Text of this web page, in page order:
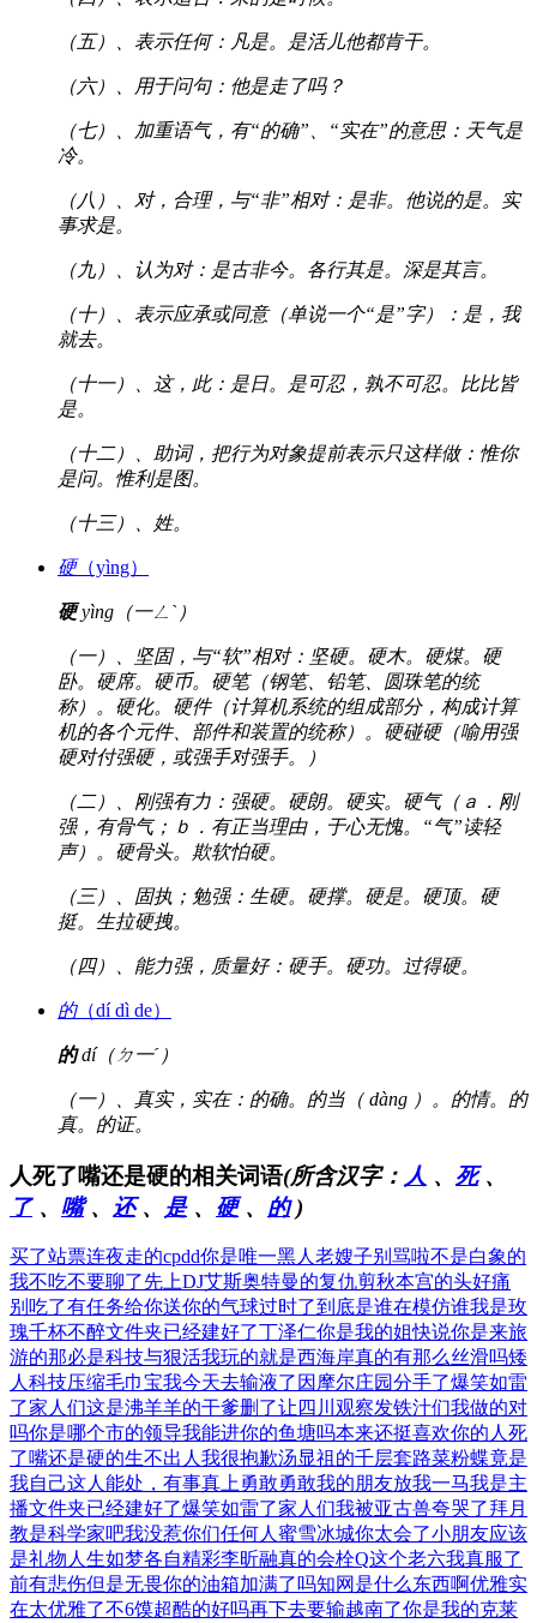
（五）、表示任何：凡是。是活儿他都肯干。
（六）、用于问句：他是走了吗？
（七）、加重语气，有“的确”、“实在”的意思：天气是
冷。
（八）、对，合理，与“非”相对：是非。他说的是。实
事求是。
（九）、认为对：是古非今。各行其是。深是其言。
（十）、表示应承或同意（单说一个“是”字）：是，我
就去。
（十一）、这，此：是日。是可忍，孰不可忍。比比皆
是。
（十二）、助词，把行为对象提前表示只这样做：惟你
是问。惟利是图。
（十三）、姓。
硬（yìng）
硬yìng（一ㄥˋ）
（一）、坚固，与“软”相对：坚硬。硬木。硬煤。硬
卧。硬席。硬币。硬笔（钢笔、铅笔、圆珠笔的统
称）。硬化。硬件（计算机系统的组成部分，构成计算
机的各个元件、部件和装置的统称）。硬碰硬（喻用强
硬对付强硬，或强手对强手。）
（二）、刚强有力：强硬。硬朗。硬实。硬气（ａ．刚
强，有骨气；ｂ．有正当理由，于心无愧。“气”读轻
声）。硬骨头。欺软怕硬。
（三）、固执；勉强：生硬。硬撑。硬是。硬顶。硬
挺。生拉硬拽。
（四）、能力强，质量好：硬手。硬功。过得硬。
的（dí dì de）
的dí（ㄉ一ˊ）
（一）、真实，实在：的确。的当（ dàng ）。的情。的
真。的证。
人死了嘴还是硬的相关词语(所含汉字： 人 、 死、
了、 嘴、 还、 是、 硬、 的)
买了站票连夜走的cpdd你是唯一黑人老嫂子别骂啦不是白象的
我不吃不要聊了先上DJ艾斯奥特曼的复仇剪秋本宫的头好痛
别吃了有任务给你送你的气球过时了到底是谁在模仿谁我是玫
瑰千杯不醉文件夹已经建好了丁泽仁你是我的姐快说你是来旅
游的那必是科技与狠活我玩的就是西海岸真的有那么丝滑吗矮
人科技压缩毛巾宝我今天去输液了 因摩尔庄园分手了爆笑如雷
了家人们这是沸羊羊的干爹删了让四川观察发铁汁们我做的对
吗你是哪个市的领导我能进你的鱼塘吗本来还挺喜欢你的 人死
了嘴还是硬的生不出人我很抱歉汤显祖的千层套路菜粉蝶竟是
我自己这人能处，有事真上 勇敢勇敢我的朋友放我一马我是主
播文件夹已经建好了爆笑如雷了家人们我被亚古兽夸哭了拜月
教是科学家吧我没惹你们任何人 蜜雪冰城你太会了小朋友应该
是礼物 人生如梦各自精彩李昕融真的会栓Q这个老六我真服了
前有悲伤但是无畏你的油箱加满了吗知网是什么东西啊优雅实
在太优雅了不6馍超酷的好吗再下去要输越南了你是我的克莱